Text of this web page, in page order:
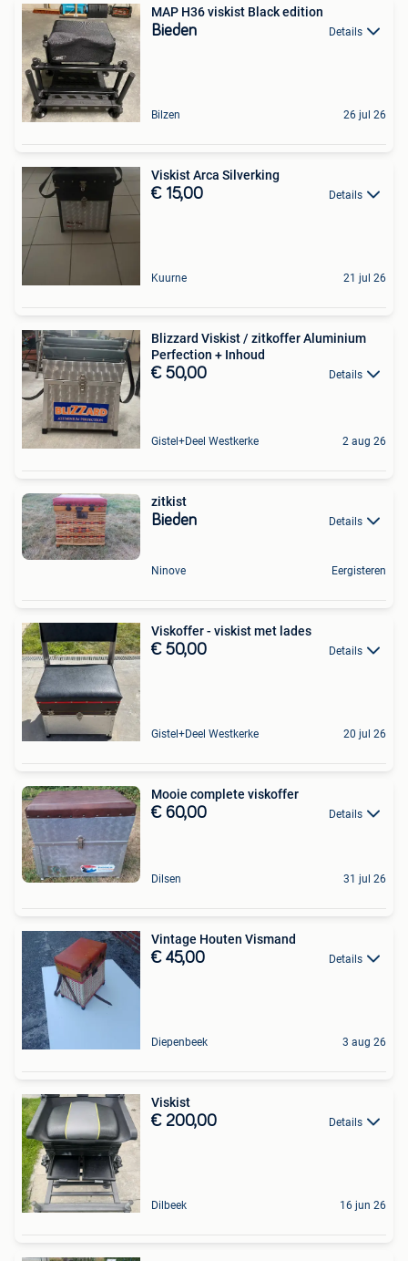
MAP H36 viskist Black edition
Bieden Details
Bilzen 26 jul 26
Viskist Arca Silverking
€ 15,00 Details
Kuurne 21 jul 26
Blizzard Viskist / zitkoffer Aluminium
Perfection + Inhoud
€ 50,00 Details
Gistel+Deel Westkerke 2 aug 26
zitkist
Bieden Details
Ninove Eergisteren
Viskoffer - viskist met lades
€ 50,00 Details
Gistel+Deel Westkerke 20 jul 26
Mooie complete viskoffer
€ 60,00 Details
Dilsen 31 jul 26
Vintage Houten Vismand
€ 45,00 Details
Diepenbeek 3 aug 26
Viskist
€ 200,00 Details
Dilbeek 16 jun 26